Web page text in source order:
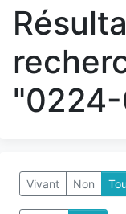
Vivant Non